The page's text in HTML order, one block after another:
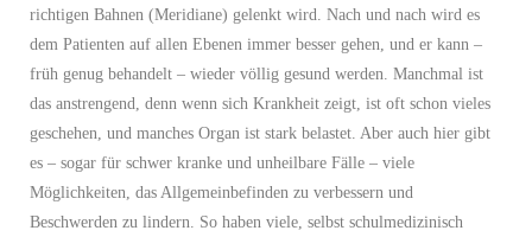
richtigen Bahnen (Meridiane) gelenkt wird. Nach und nach wird es
dem Patienten auf allen Ebenen immer besser gehen, und er kann –
früh genug behandelt – wieder völlig gesund werden. Manchmal ist
das anstrengend, denn wenn sich Krankheit zeigt, ist oft schon vieles
geschehen, und manches Organ ist stark belastet. Aber auch hier gibt
es – sogar für schwer kranke und unheilbare Fälle – viele
Möglichkeiten, das Allgemeinbefinden zu verbessern und
Beschwerden zu lindern. So haben viele, selbst schulmedizinisch